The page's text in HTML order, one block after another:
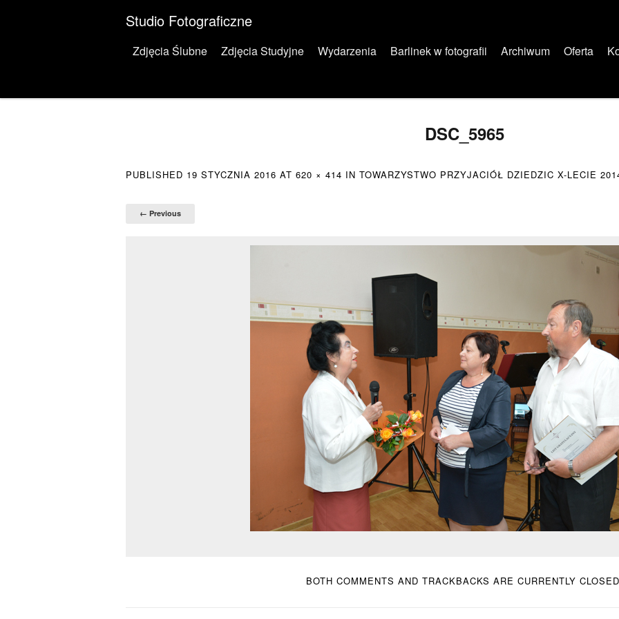
Studio Fotograficzne
Menu
Skip to content
Zdjęcia Ślubne Zdjęcia Studyjne Wydarzenia Barlinek w fotografii Archiwum Oferta
DSC_5965
PUBLISHED 19 STYCZNIA 2016 AT 620 × 414 IN TOWARZYSTWO PRZYJACIÓŁ DZIEDZIC X-LECIE
← Previous
BOTH COMMENTS AND TRACKBACKS ARE CURRENTLY